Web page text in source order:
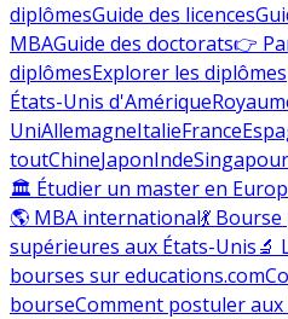
diplômesGuide des licences
MBAGuide des doctorats👉
diplômesExplorer les diplômes
États-Unis d'Amérique
UniAllemagneItalieFrance
toutChineJaponIndeSingapour
🏛 Étudier un master en
🌎 MBA international💃
supérieures aux États-Unis🔬
bourses sur educations.com
bourseComment postuler